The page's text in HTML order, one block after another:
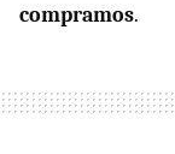
compramos.